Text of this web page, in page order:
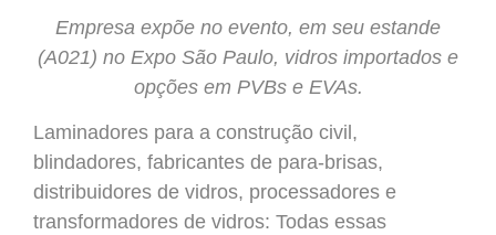
Empresa expõe no evento, em seu estande
(A021) no Expo São Paulo, vidros importados e
opções em PVBs e EVAs.
Laminadores para a construção civil,
blindadores, fabricantes de para-brisas,
distribuidores de vidros, processadores e
transformadores de vidros: Todas essas